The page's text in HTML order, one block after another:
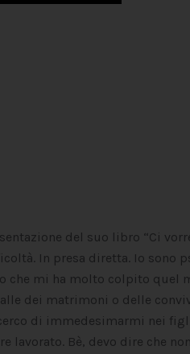
del suo libro “Ci
In presa diretta. Io sono
che mi ha molto colpito quel
dei matrimoni o delle
di immedesimarmi nei
lavorato. Bè, devo dire che